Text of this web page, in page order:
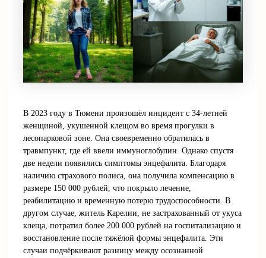
В 2023 году в Тюмени произошёл инцидент с 34-летней
женщиной, укушенной клещом во время прогулки в
лесопарковой зоне. Она своевременно обратилась в
травмпункт, где ей ввели иммуноглобулин. Однако спустя
две недели появились симптомы энцефалита. Благодаря
наличию страхового полиса, она получила компенсацию в
размере 150 000 рублей, что покрыло лечение,
реабилитацию и временную потерю трудоспособности. В
другом случае, житель Карелии, не застрахованный от укуса
клеща, потратил более 200 000 рублей на госпитализацию и
восстановление после тяжёлой формы энцефалита. Эти
случаи подчёркивают разницу между осознанной